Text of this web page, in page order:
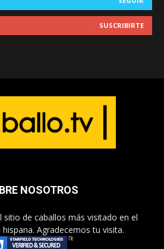
SUSCRIBIRTE
NOSOTROS
sitio de caballos más visitado en el
Agradecemos tu visita.